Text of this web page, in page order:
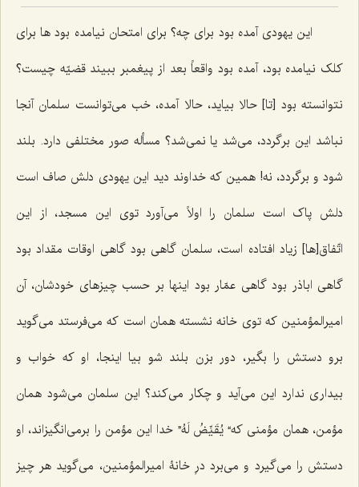
این یهودی آمده بود برای چه؟ برای امتحان نیامده بود ها برای
کلک نیامده بود، آمده بود واقعاً بعد از پیغمبر ببیند قضیّه چیست؟
نتوانسته بود [تا] حالا بیاید، حالا آمده، خب می‌توانست سلمان آنجا
نباشد این برگردد، می‌شد یا نمی‌شد؟ مسأله صور مختلفی دارد. بلند
شود و برگردد، نه! همین که خداوند دید این یهودی دلش صاف است
دلش پاک است سلمان را اولاً می‌آورد توی این مسجد، از این
اتّفاق[ها] زیاد افتاده است، سلمان گاهی بود گاهی اوقات مقداد بود
گاهی اباذر بود گاهی عمّار بود اینها بر حسب چیزهای خودشان، آن
امیرالمؤمنین که توی خانه نشسته همان است که می‌فرستد می‌گوید
برو دستش را بگیر، دور بزن بلند شو بیا اینجا، او که خواب و
بیداری ندارد این می‌آید و چکار می‌کند؟ این سلمان می‌شود همان
مؤمن، همان مؤمنی که“ یُقَیِّضُ لَهُ” خدا این مؤمن را برمی‌انگیزاند، او
دستش را می‌گیرد و می‌برد درِ خانۀ امیرالمؤمنین، می‌گوید هر چیز